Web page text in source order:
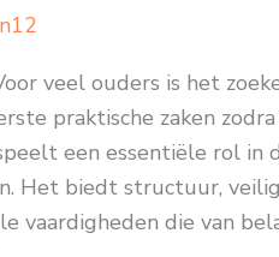
veel ouders is het
praktische zaken
een essentiële rol in
Het biedt structuur,
vaardigheden die van